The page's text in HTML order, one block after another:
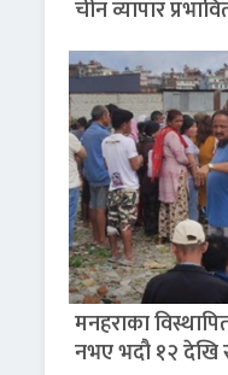
चीन व्यापार
मनहराका
नभए भदौ १२ देखि